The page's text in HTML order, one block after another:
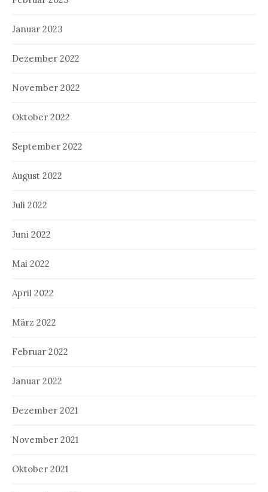
Januar 2023
Dezember 2022
November 2022
Oktober 2022
September 2022
August 2022
Juli 2022
Juni 2022
Mai 2022
April 2022
März 2022
Februar 2022
Januar 2022
Dezember 2021
November 2021
Oktober 2021